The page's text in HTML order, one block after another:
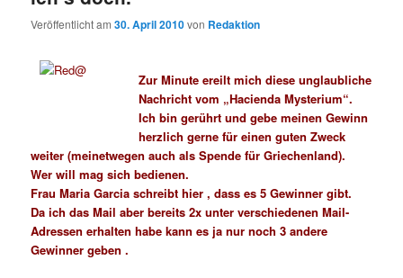
Veröffentlicht am30. April 2010von Redaktion
Zur Minute ereilt mich diese unglaubliche
Nachricht vom „Hacienda Mysterium“.
Ich bin gerührt und gebe meinen Gewinn
herzlich gerne für einen guten Zweck
weiter (meinetwegen auch als Spende für Griechenland).
Wer will mag sich bedienen.
Frau Maria Garcia schreibt hier , dass es 5 Gewinner gibt.
Da ich das Mail aber bereits 2x unter verschiedenen Mail-
Adressen erhalten habe kann es ja nur noch 3 andere
Gewinner geben .